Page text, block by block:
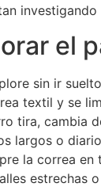
el
sin ir
textil y se
tira, cambia
largos o
la correa en
estrechas